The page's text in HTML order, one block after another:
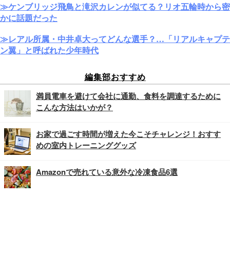
≫ケンブリッジ飛鳥と滝沢カレンが似てる？リオ五輪時から密
かに話題だった
≫レアル所属・中井卓大ってどんな選手？…「リアルキャプテ
ン翼」と呼ばれた少年時代
編集部おすすめ
満員電車を避けて会社に通勤、食料を調達するために
こんな方法はいかが？
お家で過ごす時間が増えた今こそチャレンジ！おすす
めの室内トレーニンググッズ
Amazonで売れている意外な冷凍食品6選